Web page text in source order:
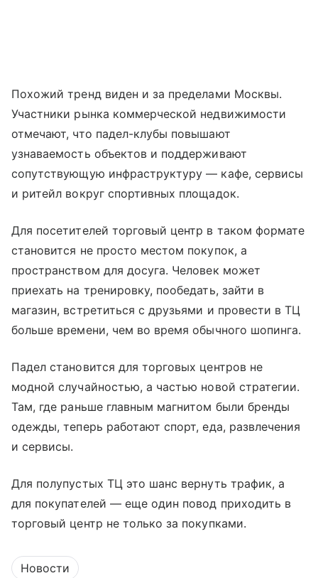
Похожий тренд виден и за пределами Москвы.
Участники рынка коммерческой недвижимости
отмечают, что падел-клубы повышают
узнаваемость объектов и поддерживают
сопутствующую инфраструктуру — кафе, сервисы
и ритейл вокруг спортивных площадок.
Для посетителей торговый центр в таком формате
становится не просто местом покупок, а
пространством для досуга. Человек может
приехать на тренировку, пообедать, зайти в
магазин, встретиться с друзьями и провести в ТЦ
больше времени, чем во время обычного шопинга.
Падел становится для торговых центров не
модной случайностью, а частью новой стратегии.
Там, где раньше главным магнитом были бренды
одежды, теперь работают спорт, еда, развлечения
и сервисы.
Для полупустых ТЦ это шанс вернуть трафик, а
для покупателей — еще один повод приходить в
торговый центр не только за покупками.
Новости